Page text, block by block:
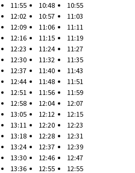
11:55
12:02
12:09
12:16
12:23
12:30
12:37
12:44
12:51
12:58
13:05
13:11
13:18
13:24
13:30
13:36
10:48
10:57
11:06
11:15
11:24
11:32
11:40
11:48
11:56
12:04
12:12
12:20
12:28
12:37
12:46
12:55
10:55
11:03
11:11
11:19
11:27
11:35
11:43
11:51
11:59
12:07
12:15
12:23
12:31
12:39
12:47
12:55